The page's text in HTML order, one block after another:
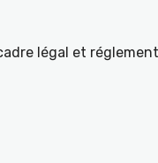
légal et